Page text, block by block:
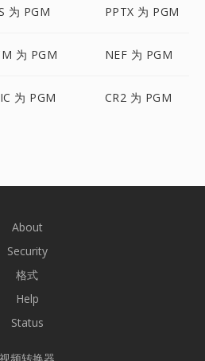
为 PGM PPTX 为 PGM
为 PGM NEF 为 PGM
为 PGM CR2 为 PGM
About
Security
格式
Help
Status